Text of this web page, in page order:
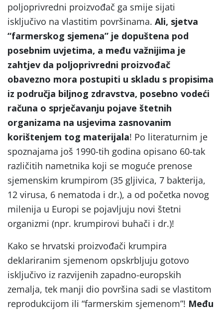
poljoprivredni proizvođač ga smije sijati
isključivo na vlastitim površinama. Ali, sjetva
“farmerskog sjemena” je dopuštena pod
posebnim uvjetima, a među važnijima je
zahtjev da poljoprivredni proizvođač
obavezno mora postupiti u skladu s propisima
iz područja biljnog zdravstva, posebno vodeći
računa o sprječavanju pojave štetnih
organizama na usjevima zasnovanim
korištenjem tog materijala! Po literaturnim je
spoznajama još 1990-tih godina opisano 60-tak
različitih nametnika koji se moguće prenose
sjemenskim krumpirom (35 gljivica, 7 bakterija,
12 virusa, 6 nematoda i dr.), a od početka novog
milenija u Europi se pojavljuju novi štetni
organizmi (npr. krumpirovi buhači i dr.)!
Kako se hrvatski proizvođači krumpira
deklariranim sjemenom opskrbljuju gotovo
isključivo iz razvijenih zapadno-europskih
zemalja, tek manji dio površina sadi se vlastitom
reprodukcijom ili “farmerskim sjemenom”! Među